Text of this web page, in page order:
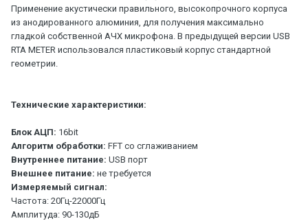
Применение акустически правильного, высокопрочного корпуса
из анодированного алюминия, для получения максимально
гладкой собственной АЧХ микрофона. В предыдущей версии USB
RTA METER использовался пластиковый корпус стандартной
геометрии.
Технические характеристики:
Блок АЦП: 16bit
Алгоритм обработки: FFT со сглаживанием
Внутреннее питание: USB порт
Внешнее питание: не требуется
Измеряемый сигнал:
Частота: 20Гц-22000Гц
Амплитуда: 90-130дБ